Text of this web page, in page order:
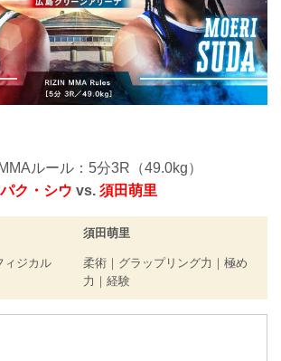
ルール：5分3R（49.0kg）
パク・シウ vs. 須田萌里
ィジカル
須田萌里
柔術｜グラップリング力｜極め
力｜経験